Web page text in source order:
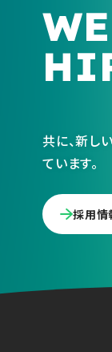
共に、新し
ています。
採用情